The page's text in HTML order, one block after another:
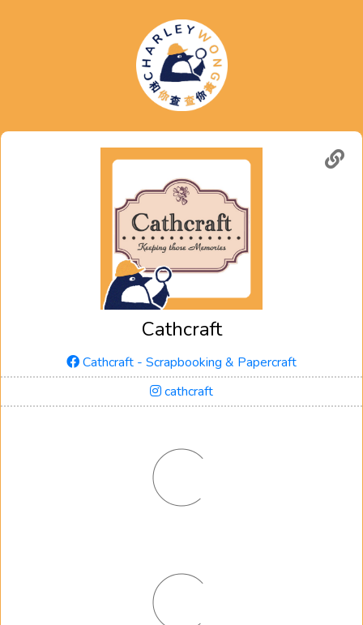
Cathcraft
Cathcraft - Scrapbooking & Papercraft
cathcraft